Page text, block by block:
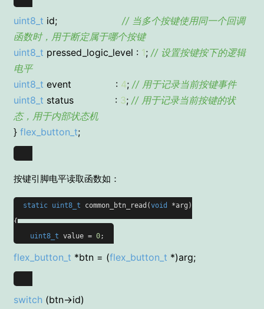
uint8_t id; // 当多个按键使用同一个回调
函数时，用于断定属于哪个按键
uint8_t pressed_logic_level : 1; // 设置按键按下的逻辑
电平
uint8_t event : 4; // 用于记录当前按键事件
uint8_t status : 3; // 用于记录当前按键的状
态，用于内部状态机
} flex_button_t;
按键引脚电平读取函数如：
static uint8_t common_btn_read(void
*arg)
{
uint8_t value = 0;
flex_button_t *btn = (flex_button_t *)arg;
switch (btn->id)